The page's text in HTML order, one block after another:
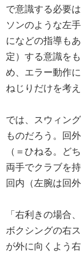
で意識する必要
ソンのような左
になどの指導も
定）する意識を
め、エラー動作
ねじりだけを考
では、スウィン
ものだろう。回
（＝ひねる。ど
両手でクラブを
回内（左腕は回外
「右利きの場合
ボクシングの右
が外に向くよう